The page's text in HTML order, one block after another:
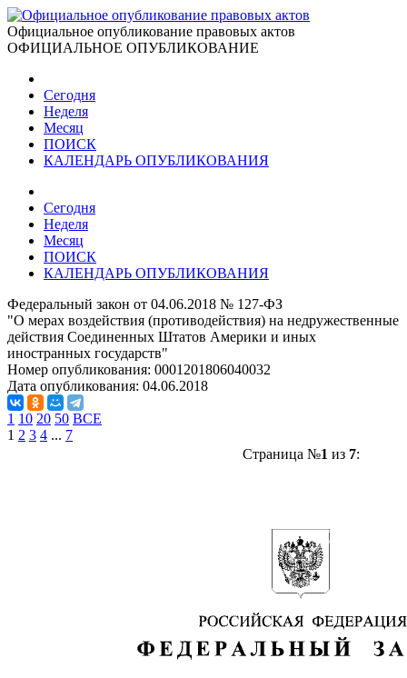
Официальное опубликование правовых актов
ОФИЦИАЛЬНОЕ ОПУБЛИКОВАНИЕ
Сегодня
Неделя
Месяц
ПОИСК
КАЛЕНДАРЬ ОПУБЛИКОВАНИЯ
Сегодня
Неделя
Месяц
ПОИСК
КАЛЕНДАРЬ ОПУБЛИКОВАНИЯ
Федеральный закон от 04.06.2018 № 127-ФЗ
"О мерах воздействия (противодействия) на недружественные
действия Соединенных Штатов Америки и иных
иностранных государств"
Номер опубликования: 0001201806040032
Дата опубликования: 04.06.2018
1 10 20 50 ВСЕ
1 2 3 4 ... 7
Страница №1 из 7: